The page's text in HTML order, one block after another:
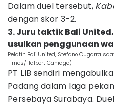
Dalam duel tersebut,
dengan skor 3-2.
3. Juru taktik Bali
usulkan penggunaan
Pelatih Bali United, Stefano Cugarra
Times/Halbert Caniago)
PT LIB sendiri
Padang dalam laga
Persebaya Surabaya.